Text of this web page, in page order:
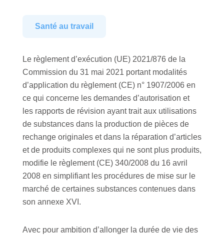
Santé au travail
Le règlement d’exécution (UE) 2021/876 de la
Commission du 31 mai 2021 portant modalités
d’application du règlement (CE) n° 1907/2006 en
ce qui concerne les demandes d’autorisation et
les rapports de révision ayant trait aux utilisations
de substances dans la production de pièces de
rechange originales et dans la réparation d’articles
et de produits complexes qui ne sont plus produits,
modifie le règlement (CE) 340/2008 du 16 avril
2008 en simplifiant les procédures de mise sur le
marché de certaines substances contenues dans
son annexe XVI.
Avec pour ambition d’allonger la durée de vie des